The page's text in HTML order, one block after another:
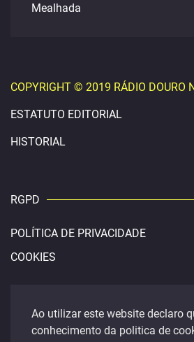
Ao utilizar este website declaro
conhecimento da politica de
Mealhada
COPYRIGHT © 2019 RÁDIO DOURO
ESTATUTO EDITORIAL
HISTORIAL
RGPD
POLÍTICA DE PRIVACIDADE
COOKIES
douronacional@gmail.com